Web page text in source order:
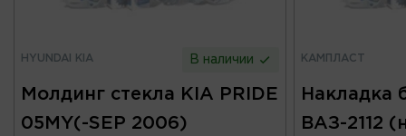
HYUNDAI KIA В наличии
Молдинг стекла KIA PRIDE
05MY(-SEP 2006)
КАМПЛАСТ
Накладка
ВАЗ-2112